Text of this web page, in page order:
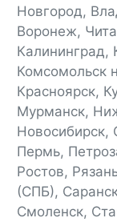
Новгород,
Воронеж,
Калининград,
Комсомольск
Красноярск,
Мурманск,
Новосибирск,
Пермь,
Ростов,
(СПБ),
Смоленск,